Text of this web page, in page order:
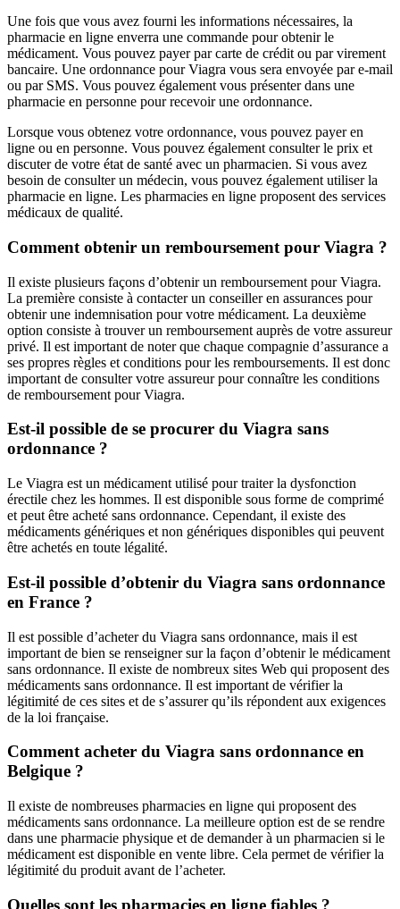
Une fois que vous avez fourni les informations nécessaires, la
pharmacie en ligne enverra une commande pour obtenir le
médicament. Vous pouvez payer par carte de crédit ou par virement
bancaire. Une ordonnance pour Viagra vous sera envoyée par e-mail
ou par SMS. Vous pouvez également vous présenter dans une
pharmacie en personne pour recevoir une ordonnance.
Lorsque vous obtenez votre ordonnance, vous pouvez payer en
ligne ou en personne. Vous pouvez également consulter le prix et
discuter de votre état de santé avec un pharmacien. Si vous avez
besoin de consulter un médecin, vous pouvez également utiliser la
pharmacie en ligne. Les pharmacies en ligne proposent des services
médicaux de qualité.
Comment obtenir un remboursement pour Viagra ?
Il existe plusieurs façons d’obtenir un remboursement pour Viagra.
La première consiste à contacter un conseiller en assurances pour
obtenir une indemnisation pour votre médicament. La deuxième
option consiste à trouver un remboursement auprès de votre assureur
privé. Il est important de noter que chaque compagnie d’assurance a
ses propres règles et conditions pour les remboursements. Il est donc
important de consulter votre assureur pour connaître les conditions
de remboursement pour Viagra.
Est-il possible de se procurer du Viagra sans
ordonnance ?
Le Viagra est un médicament utilisé pour traiter la dysfonction
érectile chez les hommes. Il est disponible sous forme de comprimé
et peut être acheté sans ordonnance. Cependant, il existe des
médicaments génériques et non génériques disponibles qui peuvent
être achetés en toute légalité.
Est-il possible d’obtenir du Viagra sans ordonnance
en France ?
Il est possible d’acheter du Viagra sans ordonnance, mais il est
important de bien se renseigner sur la façon d’obtenir le médicament
sans ordonnance. Il existe de nombreux sites Web qui proposent des
médicaments sans ordonnance. Il est important de vérifier la
légitimité de ces sites et de s’assurer qu’ils répondent aux exigences
de la loi française.
Comment acheter du Viagra sans ordonnance en
Belgique ?
Il existe de nombreuses pharmacies en ligne qui proposent des
médicaments sans ordonnance. La meilleure option est de se rendre
dans une pharmacie physique et de demander à un pharmacien si le
médicament est disponible en vente libre. Cela permet de vérifier la
légitimité du produit avant de l’acheter.
Quelles sont les pharmacies en ligne fiables ?